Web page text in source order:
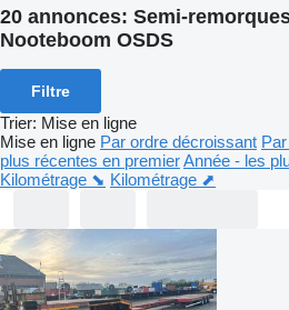
20 annonces: Semi-
Nooteboom OSDS
Filtre
Trier: Mise en ligne
Mise en ligne Par ordre décroissant
plus récentes en premierAnnée - les
Kilométrage ⬊ Kilométrage ⬈